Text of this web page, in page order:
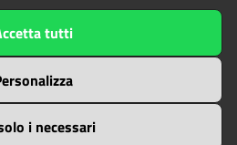
byEnte di gestione delle aree
Cozieis licensed under
NoDerivatives 4.0 International
i necessari
tutti